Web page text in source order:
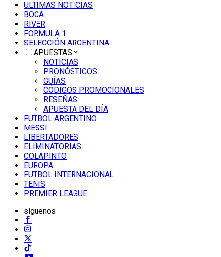
ULTIMAS NOTICIAS
BOCA
RIVER
FORMULA 1
SELECCIÓN ARGENTINA
APUESTAS
NOTICIAS
PRONÓSTICOS
GUÍAS
CÓDIGOS PROMOCIONALES
RESEÑAS
APUESTA DEL DÍA
FUTBOL ARGENTINO
MESSI
LIBERTADORES
ELIMINATORIAS
COLAPINTO
EUROPA
FUTBOL INTERNACIONAL
TENIS
PREMIER LEAGUE
síguenos